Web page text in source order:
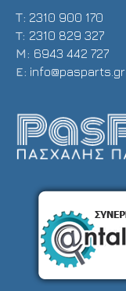
Τ: 2310 900 170
T: 2310 829 327
Μ: 6943 442 727
E: info@pasparts.gr